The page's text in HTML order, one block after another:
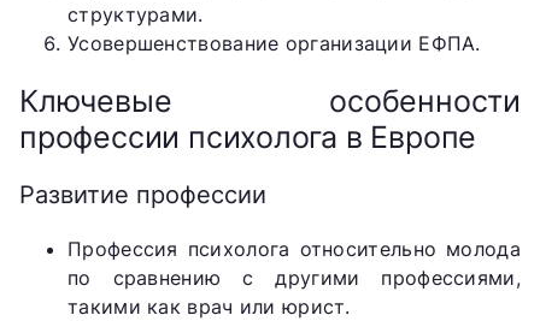
структурами.
Усовершенствование организации ЕФПА.
Ключевые особенности
профессии психолога в Европе
Развитие профессии
Профессия психолога относительно молода
по сравнению с другими профессиями,
такими как врач или юрист.